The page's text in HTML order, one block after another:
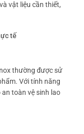
vật liệu cần thiết,
tế
thường được sử
Với tính năng
an toàn vệ sinh lao